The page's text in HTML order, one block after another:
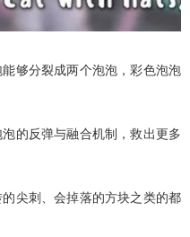
够分裂成两个泡泡，彩色泡泡
的反弹与融合机制，救出更多
尖刺、会掉落的方块之类的都